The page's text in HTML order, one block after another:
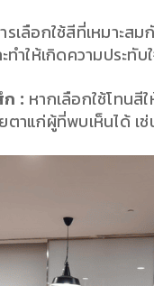
รเลือกใช้สีที่เหมาะส
ทำให้เกิดความประทั
: หากเลือกใช้โทน
าแก่ผู้ที่พบเห็นได้ เ